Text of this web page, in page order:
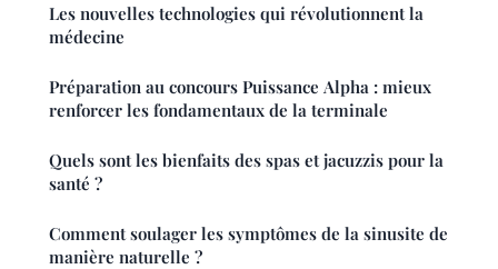
Les nouvelles technologies qui révolutionnent la
médecine
Préparation au concours Puissance Alpha : mieux
renforcer les fondamentaux de la terminale
Quels sont les bienfaits des spas et jacuzzis pour la
santé ?
Comment soulager les symptômes de la sinusite de
manière naturelle ?